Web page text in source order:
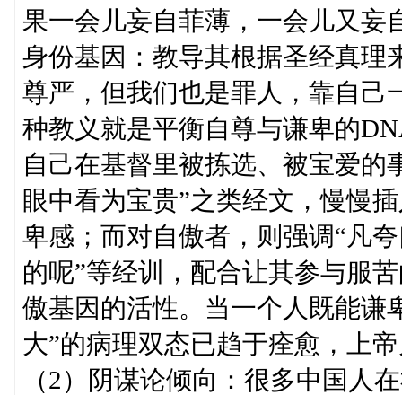
果一会儿妄自菲薄，一会儿又妄
身份基因：教导其根据圣经真
尊严，但我们也是罪人，靠自己
种教义就是平衡自尊与谦卑的
自己在基督里被拣选、被宝爱的
眼中看为宝贵”之类经文，慢慢
卑感；而对自傲者，则强调“凡
的呢”等经训，配合让其参与服
傲基因的活性。当一个人既能谦
大”的病理双态已趋于痊愈，上
（2）阴谋论倾向：很多中国人